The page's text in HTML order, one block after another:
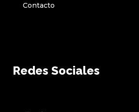
Contacto
Redes Sociales